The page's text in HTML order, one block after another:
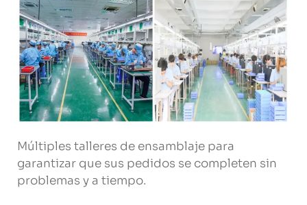
Múltiples talleres de ensamblaje para
garantizar que sus pedidos se completen sin
problemas y a tiempo.